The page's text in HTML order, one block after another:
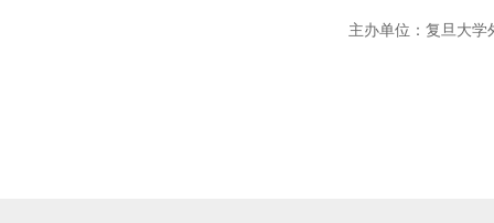
主办单位：复旦大学